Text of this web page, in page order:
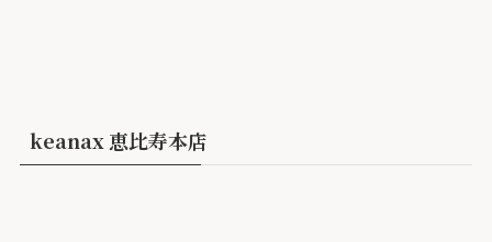
keanax 恵比寿本店